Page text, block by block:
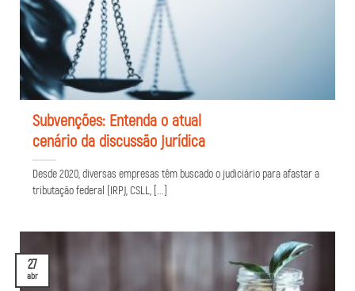
Subvenções: Entenda o atual
cenário da discussão jurídica
Desde 2020, diversas empresas têm buscado o judiciário para afastar a
tributação federal (IRPJ, CSLL, [...]
27
abr